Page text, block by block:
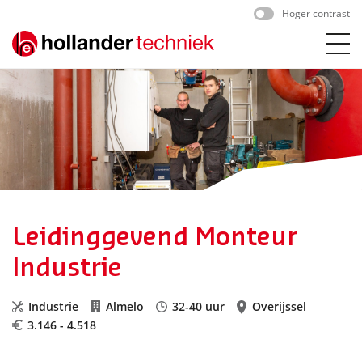
content
Hoger contrast
Leidinggevend Monteur
Industrie
Industrie Almelo 32-40 uur
Overijssel
3.146 - 4.518